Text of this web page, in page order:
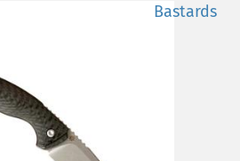
Bastards